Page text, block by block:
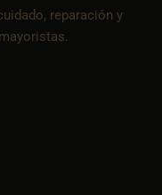
reparación y